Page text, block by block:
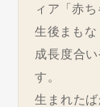
ィア「赤ち
生後まもな
成長度合
す。
生まれた